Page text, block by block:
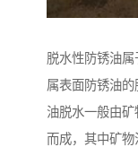
脱水性防锈油
属表面防锈油
油脱水一般由
而成，其中矿物